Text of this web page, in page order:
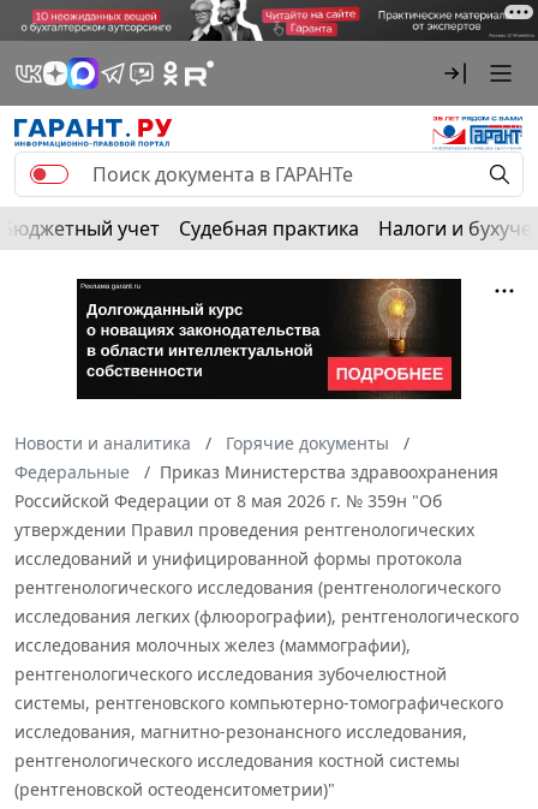
Бюджетный учет Судебная практика Налоги и
Новости и аналитика
Горячие документы
Федеральные
Приказ Министерства здравоохранения
Российской Федерации от 8 мая 2026 г. № 359н "Об
утверждении Правил проведения рентгенологических
исследований и унифицированной формы протокола
рентгенологического исследования (рентгенологического
исследования легких (флюорографии), рентгенологического
исследования молочных желез (маммографии),
рентгенологического исследования зубочелюстной
системы, рентгеновского компьютерно-томографического
исследования, магнитно-резонансного исследования,
рентгенологического исследования костной системы
(рентгеновской остеоденситометрии)"